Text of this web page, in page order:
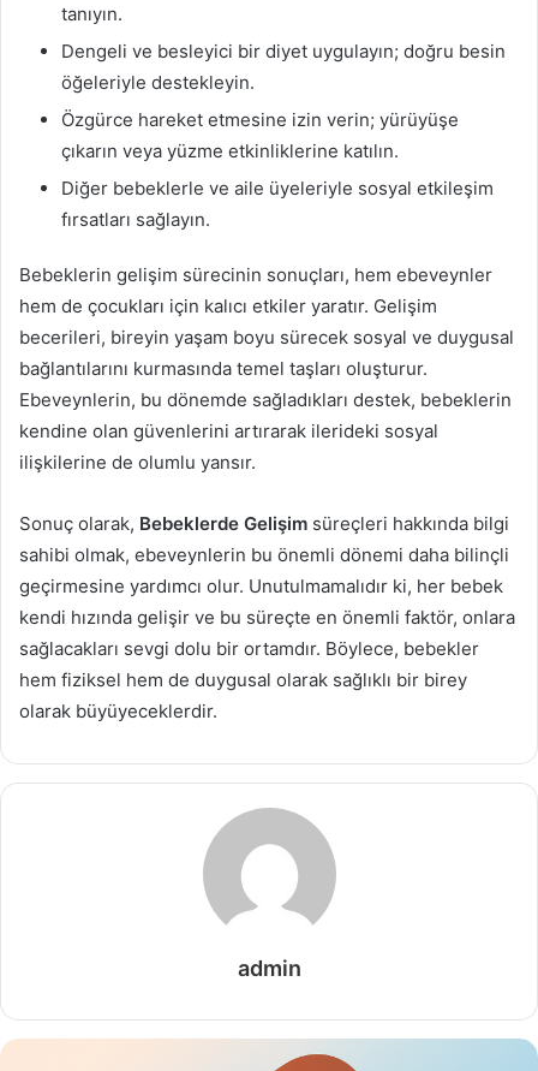
tanıyın.
Dengeli ve besleyici bir diyet uygulayın; doğru besin
öğeleriyle destekleyin.
Özgürce hareket etmesine izin verin; yürüyüşe
çıkarın veya yüzme etkinliklerine katılın.
Diğer bebeklerle ve aile üyeleriyle sosyal etkileşim
fırsatları sağlayın.
Bebeklerin gelişim sürecinin sonuçları, hem ebeveynler
hem de çocukları için kalıcı etkiler yaratır. Gelişim
becerileri, bireyin yaşam boyu sürecek sosyal ve duygusal
bağlantılarını kurmasında temel taşları oluşturur.
Ebeveynlerin, bu dönemde sağladıkları destek, bebeklerin
kendine olan güvenlerini artırarak ilerideki sosyal
ilişkilerine de olumlu yansır.
Sonuç olarak, Bebeklerde Gelişim süreçleri hakkında bilgi
sahibi olmak, ebeveynlerin bu önemli dönemi daha bilinçli
geçirmesine yardımcı olur. Unutulmamalıdır ki, her bebek
kendi hızında gelişir ve bu süreçte en önemli faktör, onlara
sağlacakları sevgi dolu bir ortamdır. Böylece, bebekler
hem fiziksel hem de duygusal olarak sağlıklı bir birey
olarak büyüyeceklerdir.
admin